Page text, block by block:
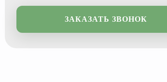
ЗАКАЗАТЬ ЗВОНОК